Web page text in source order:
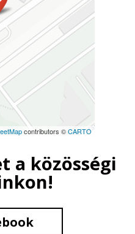
contributors ©CARTO
a közösségi